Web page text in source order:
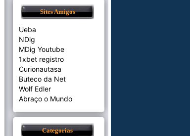
Sites Amigos
Ueba
NDig
MDig Youtube
1xbet registro
Curionautasa
Buteco da Net
Wolf Edler
Abraço o Mundo
Categorias